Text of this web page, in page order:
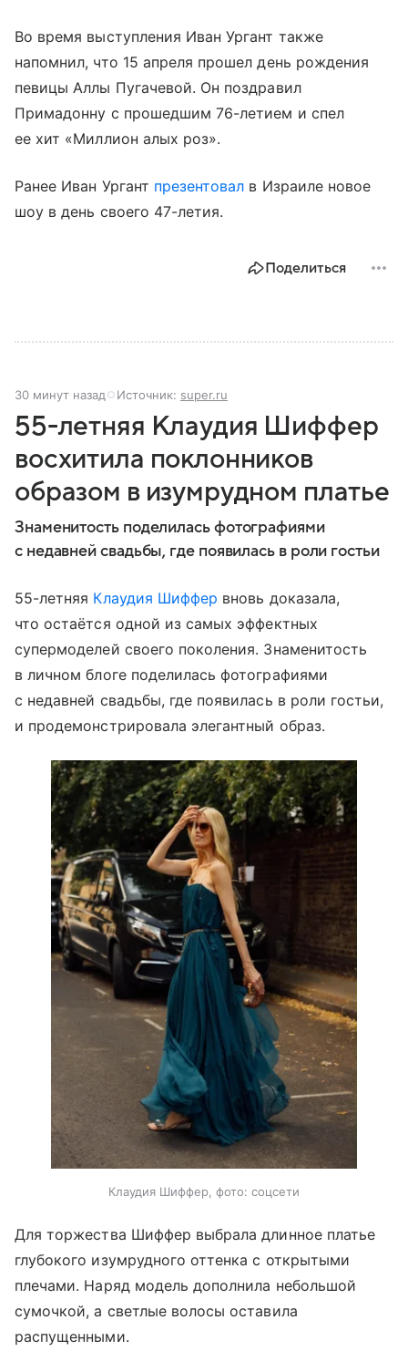
Во время выступления Иван Ургант также
напомнил, что 15 апреля прошел день рождения
певицы Аллы Пугачевой. Он поздравил
Примадонну с прошедшим 76-летием и спел
ее хит «Миллион алых роз».
Ранее Иван Ургант презентовал в Израиле новое
шоу в день своего 47-летия.
Поделиться
30 минут назад Источник: super.ru
55-летняя Клаудия Шиффер
восхитила поклонников
образом в изумрудном платье
Знаменитость поделилась фотографиями
с недавней свадьбы, где появилась в роли гостьи
55-летняя Клаудия Шиффер вновь доказала,
что остаётся одной из самых эффектных
супермоделей своего поколения. Знаменитость
в личном блоге поделилась фотографиями
с недавней свадьбы, где появилась в роли гостьи,
и продемонстрировала элегантный образ.
Клаудия Шиффер, фото: соцсети
Для торжества Шиффер выбрала длинное платье
глубокого изумрудного оттенка с открытыми
плечами. Наряд модель дополнила небольшой
сумочкой, а светлые волосы оставила
распущенными.